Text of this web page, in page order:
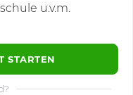
u.v.m.
STARTEN